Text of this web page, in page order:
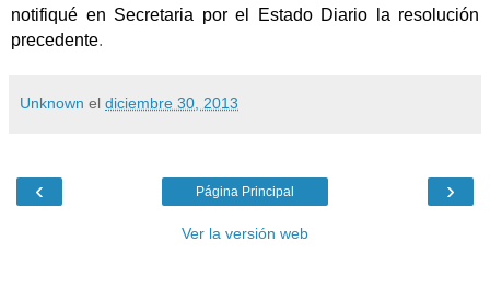
notifiqué en Secretaria por el Estado Diario la resolución
precedente.
Unknown el diciembre 30, 2013
‹ ›
Página Principal
Ver la versión web